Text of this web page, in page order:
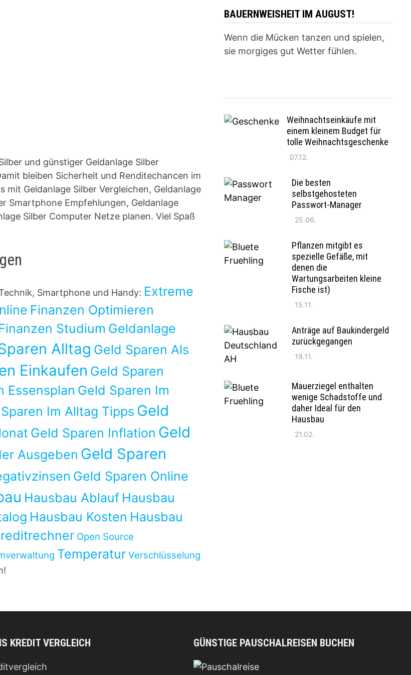
und günstiger Geldanlage Silber
bleiben Sicherheit und Renditechancen im
Geldanlage Silber Vergleichen, Geldanlage
Smartphone Empfehlungen, Geldanlage
Silber Computer Netze planen. Viel Spaß
Smartphone und Handy: Extreme
Finanzen Optimieren
Studium Geldanlage
Alltag Geld Sparen Als
Einkaufen Geld Sparen
Essensplan Geld Sparen Im
Im Alltag Tipps Geld
Geld Sparen Inflation Geld
Ausgeben Geld Sparen
Geld Sparen Online
Hausbau Ablauf Hausbau
Hausbau Kosten Hausbau
Open Source
Temperatur Verschlüsselung
BAUERNWEISHEIT IM AUGUST!
Wenn die Mücken tanzen und spielen,
sie morgiges gut Wetter fühlen.
Weihnachtseinkäufe mit
einem kleinem Budget für
tolle Weihnachtsgeschenke
07.12.
Die besten
selbstgehosteten
Passwort-Manager
25.06.
Pflanzen mitgibt es
spezielle Gefäße, mit
denen die
Wartungsarbeiten kleine
Fische ist)
15.11.
Anträge auf Baukindergeld
zurückgegangen
19.11.
Mauerziegel enthalten
wenige Schadstoffe und
daher Ideal für den
Hausbau
21.02.
KREDIT VERGLEICH GÜNSTIGE PAUSCHALREISEN BUCHEN